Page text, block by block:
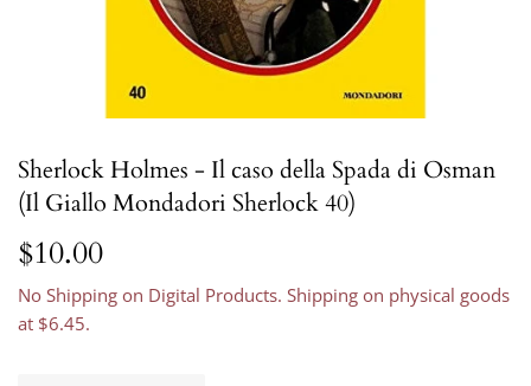
Sherlock Holmes - Il caso della Spada di Osman
(Il Giallo Mondadori Sherlock 40)
$10.00
No Shipping on Digital Products. Shipping on physical goods
at $6.45.